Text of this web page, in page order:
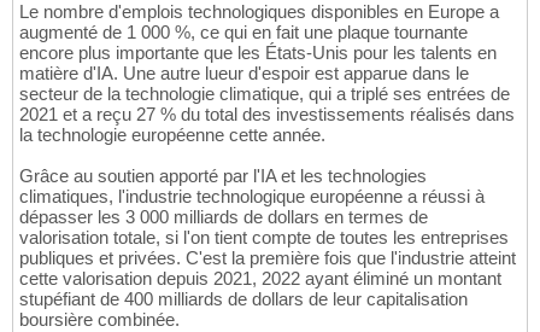
Le nombre d'emplois technologiques disponibles en Europe a
augmenté de 1 000 %, ce qui en fait une plaque tournante
encore plus importante que les États-Unis pour les talents en
matière d'IA. Une autre lueur d'espoir est apparue dans le
secteur de la technologie climatique, qui a triplé ses entrées de
2021 et a reçu 27 % du total des investissements réalisés dans
la technologie européenne cette année.
Grâce au soutien apporté par l'IA et les technologies
climatiques, l'industrie technologique européenne a réussi à
dépasser les 3 000 milliards de dollars en termes de
valorisation totale, si l'on tient compte de toutes les entreprises
publiques et privées. C'est la première fois que l'industrie atteint
cette valorisation depuis 2021, 2022 ayant éliminé un montant
stupéfiant de 400 milliards de dollars de leur capitalisation
boursière combinée.